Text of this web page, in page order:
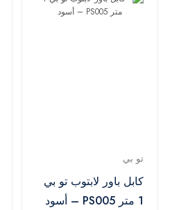
تو بي
كابل باور لابتوب تو بي
1 متر PS005 – أسود